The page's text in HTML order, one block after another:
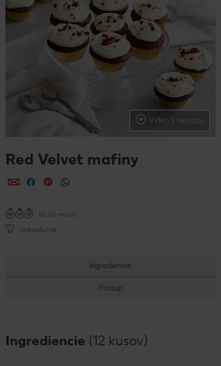
Video k receptu
Red Velvet mafiny
ZdieľaťZdieľaťZdieľať
do 60 minút
Jednoduché
Ingrediencie
Postup
Ingrediencie (12 kusov)